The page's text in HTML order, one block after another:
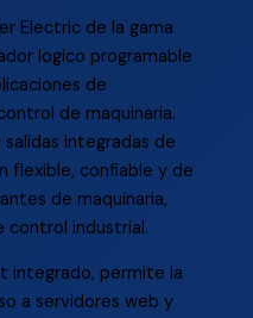
Electric de la gama
logico programable
de
de maquinaria.
integradas de
flexible, confiable y de
de maquinaria,
control industrial.
integrado, permite la
a servidores web y